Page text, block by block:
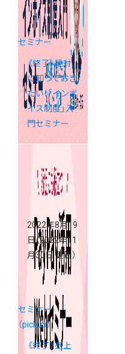
セミナー
《終了》絶対
に知っておき
たい！「インボ
イス制度」入
門セミナー
2022年8月19
日（2022年11
月30日 更新）
セミナー
（pickup）
《終了》売上